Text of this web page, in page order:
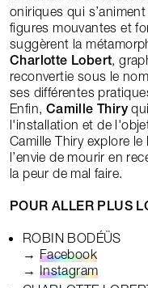
oniriques qui
figures mouvantes et
suggèrent la
Charlotte Lobert,
reconvertie sous le
ses différentes
Enfin, Camille Thiry
l'installation et de
Camille Thiry explore
l’envie de mourir en
la peur de mal faire.
POUR ALLER PLUS
ROBIN BODÉÜS
→ Facebook
→ Instagram